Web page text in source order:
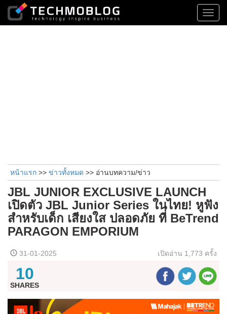
หน้าแรก >> ข่าวทั้งหมด >> อ่านบทความ/ข่าว
JBL JUNIOR EXCLUSIVE LAUNCH
เปิดตัว JBL Junior Series ในไทย! หูฟัง
สำหรับเด็ก เสียงใส ปลอดภัย ที่ BeTrend
PARAGON EMPORIUM
31-01-2025 เปิดอ่าน 1,773 ครั้ง
10
SHARES